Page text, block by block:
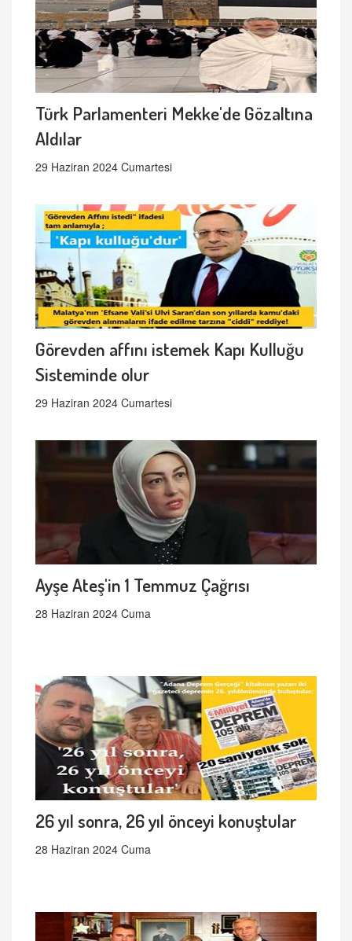
Türk Parlamenteri Mekke'de Gözaltına
Aldılar
29 Haziran 2024 Cumartesi
Görevden affını istemek Kapı Kulluğu
Sisteminde olur
29 Haziran 2024 Cumartesi
Ayşe Ateş'in 1 Temmuz Çağrısı
28 Haziran 2024 Cuma
26 yıl sonra, 26 yıl önceyi konuştular
28 Haziran 2024 Cuma